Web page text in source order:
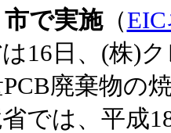
で実施（
16日、(株)
廃棄物の
では、平成